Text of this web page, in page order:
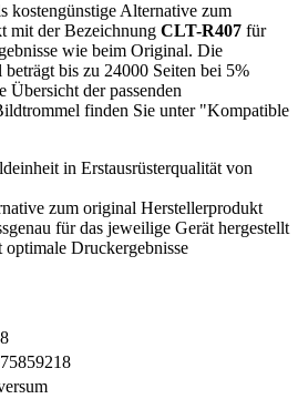
kostengünstige Alternative zum
mit der Bezeichnung CLT-R407 für
wie beim Original. Die
bis zu 24000 Seiten bei 5%
der passenden
finden Sie unter "Kompatible
in Erstausrüsterqualität von
zum original Herstellerprodukt
für das jeweilige Gerät hergestellt
Druckergebnisse